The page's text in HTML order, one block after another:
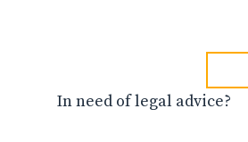
In need of legal advice?